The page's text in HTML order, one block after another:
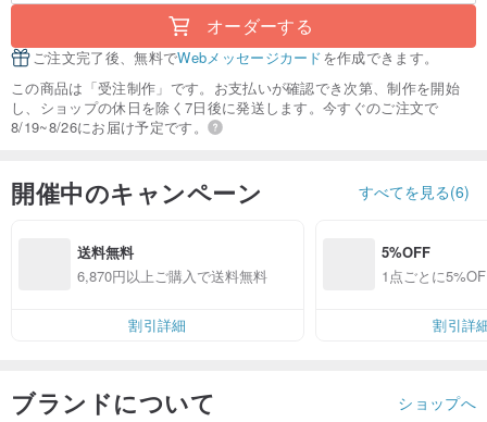
オーダーする
ご注文完了後、無料でWebメッセージカードを作成できます。
この商品は「受注制作」です。お支払いが確認でき次第、制作を開始
し、ショップの休日を除く7日後に発送します。今すぐのご注文で
8/19~8/26にお届け予定です。
開催中のキャンペーン すべてを見る(6)
送料無料
6,870円以上ご購入で送料無料
割引詳細
5%OFF
1点ごとに
割引詳
ブランドについて ショップへ